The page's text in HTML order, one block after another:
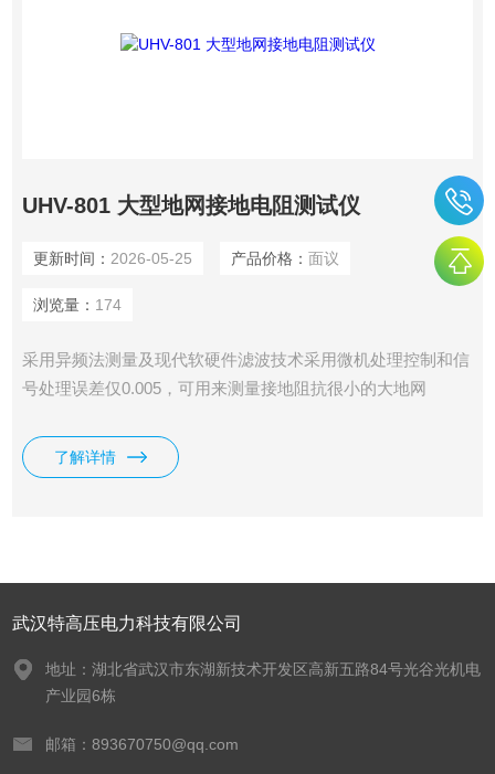
UHV-801 大型地网接地电阻测试仪
更新时间： 2026-05-25 产品价格： 面议
浏览量： 174
采用异频法测量及现代软硬件滤波技术采用微机处理控制和信
号处理误差仅0.005，可用来测量接地阻抗很小的大地网
了解详情
武汉特高压电力科技有限公司
地址：湖北省武汉市东湖新技术开发区高新五路84号光谷光机电
产业园6栋
邮箱：893670750@qq.com